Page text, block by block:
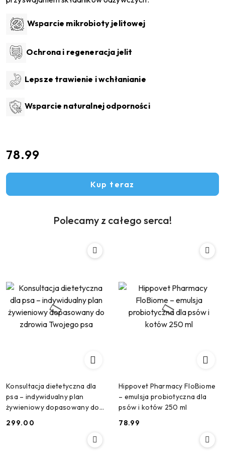
Wsparcie mikrobioty jelitowej
Ochrona i regeneracja jelit
Lepsze trawienie i wchłanianie
Wsparcie naturalnej odporności
Cena:
78.99
Kup teraz
Polecamy z całego serca!
Konsultacja dietetyczna dla
psa – indywidualny plan
żywieniowy dopasowany do
Cena:
299.00
Hippovet Pharmacy FloBiome
– emulsja probiotyczna dla
psów i kotów 250 ml
Cena:
78.99